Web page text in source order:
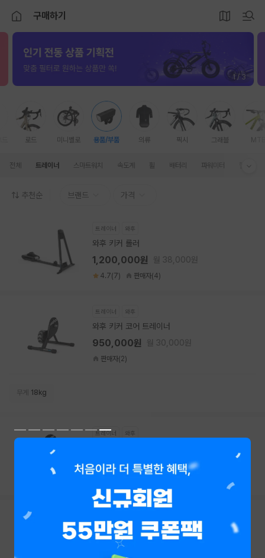
구매하기
2 / 3
로드 미니벨로 용품/부품 의류 픽시 그래블 MTB
전체 트레이너 스마트워치 속도계 휠 배터리 파워미터 헬멧
추천순 브랜드 가격
트레이너 와후
와후 키커 롤러
1,200,000원
4.7(7) 판매자(4)
트레이너 와후
와후 키커 코어 트레이너
950,000원
판매자(2)
18kg
트레이너 와후
1,950,000원 월 61,700원
와후 키커 헤드윈드 팬
380,000원